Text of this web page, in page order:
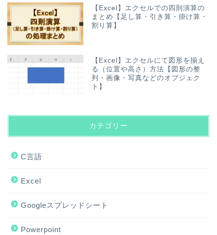
【Excel】エクセルでの四則演算の
まとめ【足し算・引き算・掛け算・
割り算】
【Excel】エクセルにて図形を揃え
る（位置や高さ）方法【図形の整
列・画像・写真などのオブジェク
ト】
カテゴリー
C言語
Excel
Googleスプレッドシート
Powerpoint